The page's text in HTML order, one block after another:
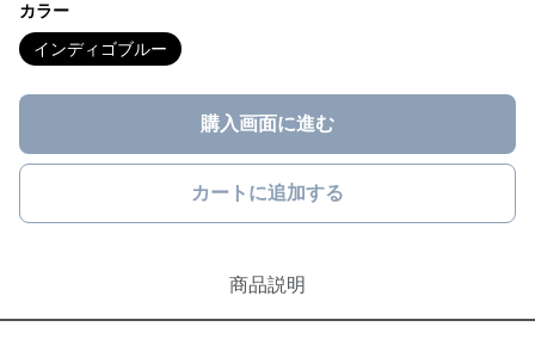
カラー
インディゴブルー
購入画面に進む
カートに追加する
商品説明